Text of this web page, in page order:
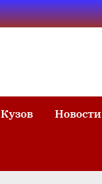
Кузов Новости